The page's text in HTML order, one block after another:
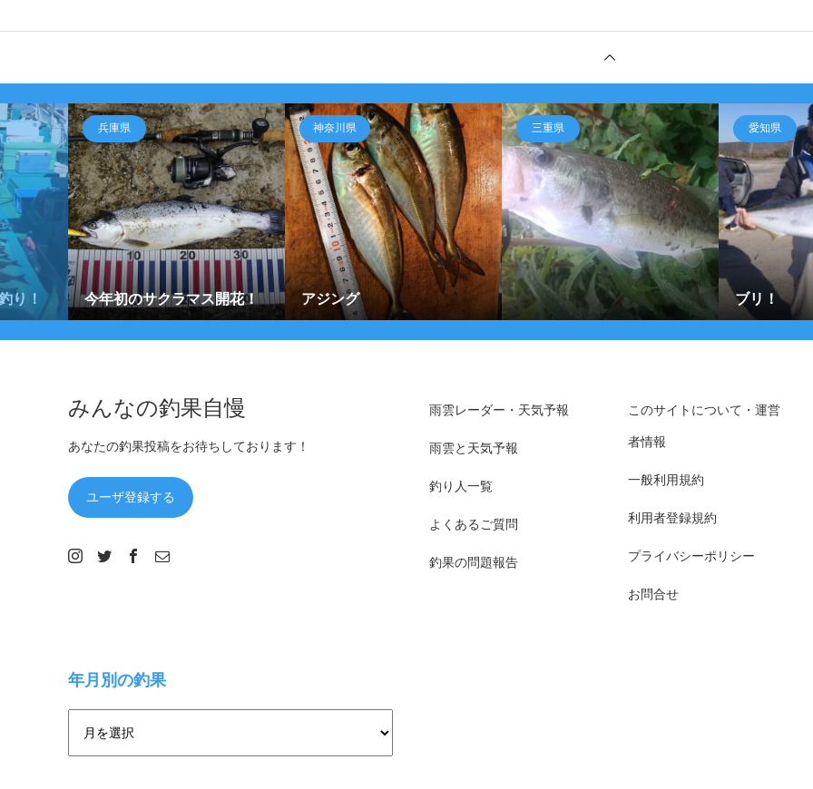
り！
兵庫県
今年初のサクラマス開花！
神奈川県
アジング
三重県 愛知県
ブリ！
みんなの釣果自慢
あなたの釣果投稿をお待ちしております！
ユーザ登録する
雨雲レーダー・天気予報
雨雲と天気予報
釣り人一覧
よくあるご質問
釣果の問題報告
このサイトについて・運営
者情報
一般利用規約
利用者登録規約
プライバシーポリシー
お問合せ
年月別の釣果